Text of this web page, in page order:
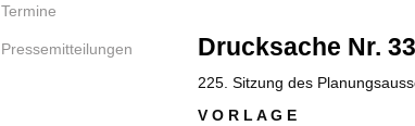
Termine
Pressemitteilungen Drucksache Nr.
225. Sitzung des
V O R L A G E